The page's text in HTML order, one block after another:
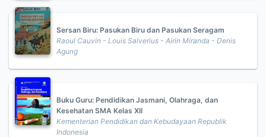
Sersan Biru: Pasukan Biru dan Pasukan Seragam
Raoul Cauvin - Louis Salverius - Airin Miranda - Denis
Agung
Buku Guru: Pendidikan Jasmani, Olahraga, dan
Kesehatan SMA Kelas XII
Kementerian Pendidikan dan Kebudayaan Republik
Indonesia